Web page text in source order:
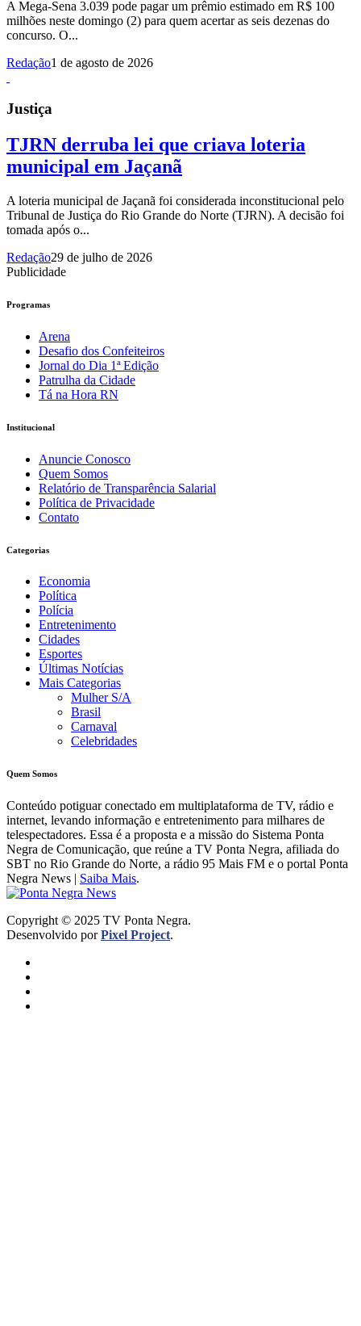
A Mega-Sena 3.039 pode pagar um prêmio estimado em R$ 100
milhões neste domingo (2) para quem acertar as seis dezenas do
concurso. O...
Redação1 de agosto de 2026
Justiça
TJRN derruba lei que criava loteria
municipal em Jaçanã
A loteria municipal de Jaçanã foi considerada inconstitucional pelo
Tribunal de Justiça do Rio Grande do Norte (TJRN). A decisão foi
tomada após o...
Redação29 de julho de 2026
Publicidade
Programas
Arena
Desafio dos Confeiteiros
Jornal do Dia 1ª Edição
Patrulha da Cidade
Tá na Hora RN
Institucional
Anuncie Conosco
Quem Somos
Relatório de Transparência Salarial
Política de Privacidade
Contato
Categorias
Economia
Política
Polícia
Entretenimento
Cidades
Esportes
Últimas Notícias
Mais Categorias
Mulher S/A
Brasil
Carnaval
Celebridades
Quem Somos
Conteúdo potiguar conectado em multiplataforma de TV, rádio e
internet, levando informação e entretenimento para milhares de
telespectadores. Essa é a proposta e a missão do Sistema Ponta
Negra de Comunicação, que reúne a TV Ponta Negra, afiliada do
SBT no Rio Grande do Norte, a rádio 95 Mais FM e o portal Ponta
Negra News | Saiba Mais.
Copyright © 2025 TV Ponta Negra.
Desenvolvido porPixel Project.